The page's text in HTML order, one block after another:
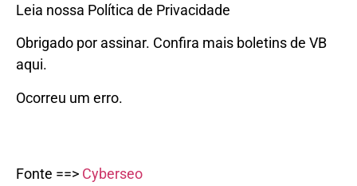
Leia nossa Política de Privacidade
Obrigado por assinar. Confira mais boletins de VB
aqui.
Ocorreu um erro.
Fonte ==> Cyberseo